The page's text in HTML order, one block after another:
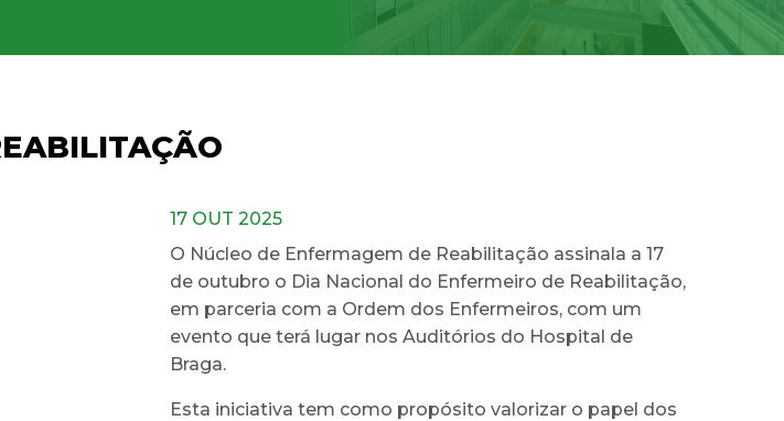
17 OUT 2025
O Núcleo de Enfermagem de Reabilitação assinala a 17
de outubro o Dia Nacional do Enfermeiro de Reabilitação,
em parceria com a Ordem dos Enfermeiros, com um
evento que terá lugar nos Auditórios do Hospital de
Braga.
Esta iniciativa tem como propósito valorizar o papel dos